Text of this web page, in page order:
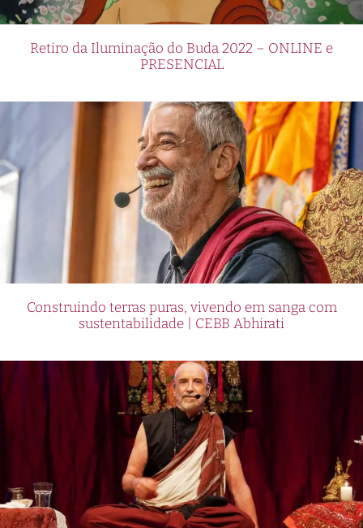
Retiro da Iluminação do Buda 2022 – ONLINE e
PRESENCIAL
Construindo terras puras, vivendo em sanga com
sustentabilidade | CEBB Abhirati